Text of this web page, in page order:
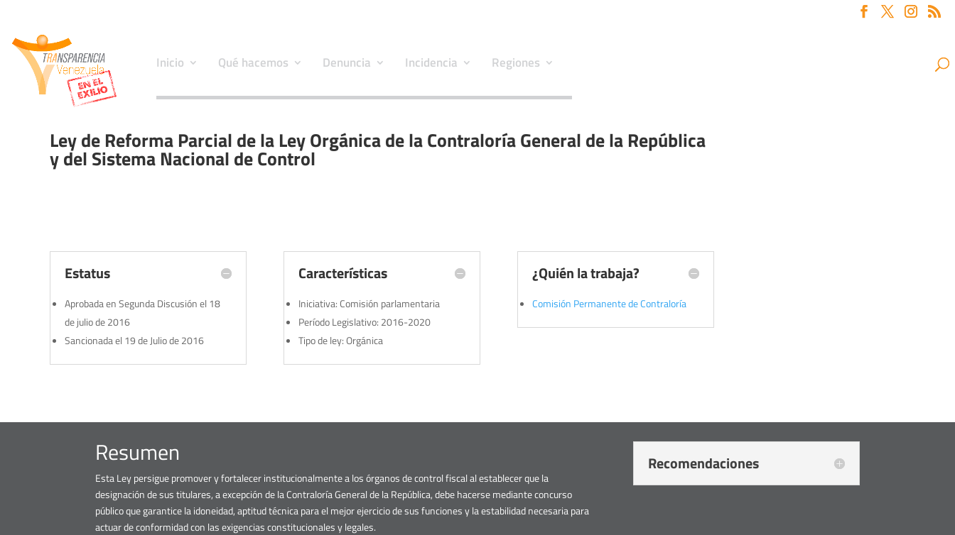
Inicio Qué hacemos Denuncia Incidencia Regiones
Ley de Reforma Parcial de la Ley Orgánica de la Contraloría General de la República
y del Sistema Nacional de Control
Estatus
Aprobada en Segunda Discusión el 18
de julio de 2016
Sancionada el 19 de Julio de 2016
Características
Iniciativa: Comisión parlamentaria
Período Legislativo: 2016-2020
Tipo de ley: Orgánica
¿Quién la trabaja?
Comisión Permanente de Contraloría
Resumen
Esta Ley persigue promover y fortalecer institucionalmente a los órganos de control fiscal al establecer que la
designación de sus titulares, a excepción de la Contraloría General de la República, debe hacerse mediante concurso
público que garantice la idoneidad, aptitud técnica para el mejor ejercicio de sus funciones y la estabilidad necesaria para
actuar de conformidad con las exigencias constitucionales y legales.
Recomendaciones